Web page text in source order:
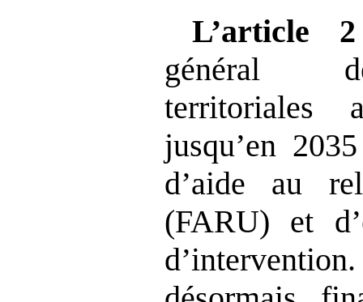
L’article
général
territoriales
jusqu’en
d’aide au
(FARU) et